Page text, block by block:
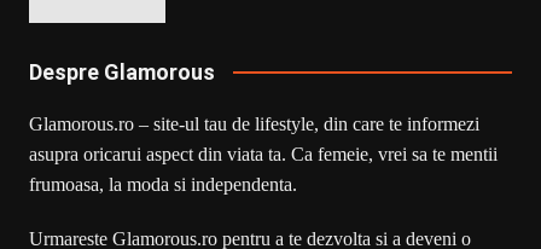
Despre Glamorous
Glamorous.ro – site-ul tau de lifestyle, din care te informezi
asupra oricarui aspect din viata ta. Ca femeie, vrei sa te mentii
frumoasa, la moda si independenta.
Urmareste Glamorous.ro pentru a te dezvolta si a deveni o